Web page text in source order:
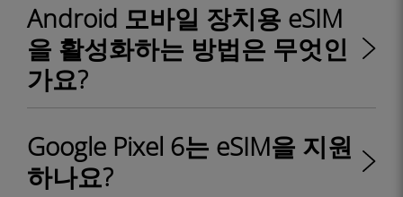
Android 모바일 장치용 eSIM
을 활성화하는 방법은 무엇인
가요?
Google Pixel 6는 eSIM을 지원
하나요?